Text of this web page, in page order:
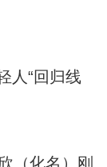
人“回归线
（化名）刚